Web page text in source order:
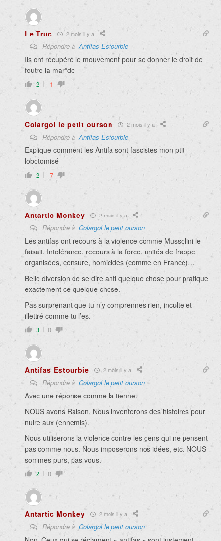
Le Truc 2 mois il y a
Répondre àAntifas Estourbie
Ils ont récupéré le mouvement pour se donner le droit de
foutre la mar*de
2 -1
Colargol le petit ourson 2 mois il y a
Répondre àAntifas Estourbie
Explique comment les Antifa sont fascistes mon ptit
lobotomisé
2 -7
Antartic Monkey 2 mois il y a
Répondre à Colargol le petit ourson
Les antifas ont recours à la violence comme Mussolini le
faisait. Intolérance, recours à la force, unités de frappe
organisées, censure, homicides (comme en France)…
Belle diversion de se dire anti quelque chose pour pratique
exactement ce quelque chose.
Pas surprenant que tu n’y comprennes rien, inculte et
illettré comme tu l’es.
3 0
Antifas Estourbie 2 mois il y a
Répondre à Colargol le petit ourson
Avec une réponse comme la tienne.
NOUS avons Raison, Nous inventerons des histoires pour
nuire aux (ennemis).
Nous utiliserons la violence contre les gens qui ne pensent
pas comme nous. Nous imposerons nos idées, etc. NOUS
sommes purs, pas vous.
2 0
Antartic Monkey 2 mois il y a
Répondre à Colargol le petit ourson